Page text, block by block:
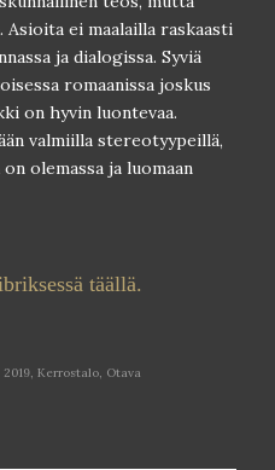
ei maalailla raskaasti
ja dialogissa. Syviä
romaanissa joskus
on hyvin luontevaa.
valmiilla stereotyypeillä,
olemassa ja luomaan
täällä.
Kerrostalo, Otava